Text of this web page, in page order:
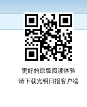
更好的原版阅读体验
请下载光明日报客户端